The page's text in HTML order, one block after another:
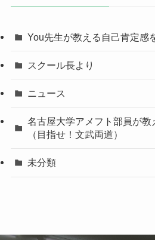
You先生が教える自己肯定感
スクール長より
ニュース
名古屋大学アメフト部員が教
（目指せ！文武両道）
未分類